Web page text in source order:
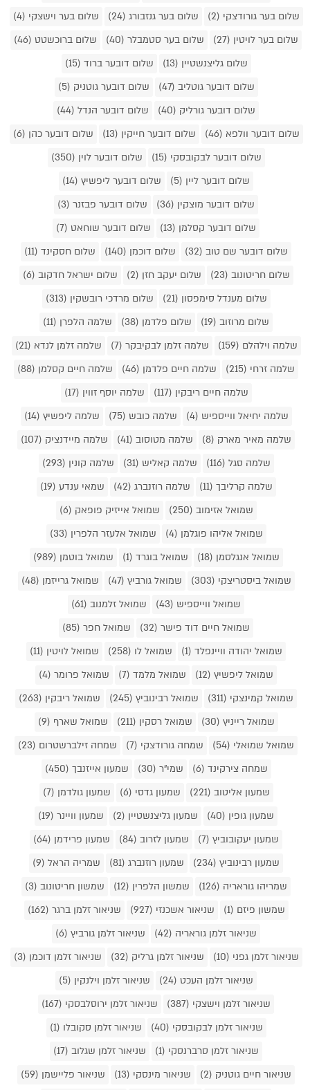
שלום בער גורודצקי (2)
שלום בער גנזבורג (24)
שלום בער וישצקי (4)
שלום בער לויטין (27)
שלום בער סטמבלר (40)
שלום ברוכשטט (46)
שלום גליצנשטיין (13)
שלום דובער ברוד (15)
שלום דובער גוטליב (47)
שלום דובער גוטניק (5)
שלום דובער גורליק (40)
שלום דובער הנדל (44)
שלום דובער וולפא (46)
שלום דובער חייקין (13)
שלום דובער כהן (6)
שלום דובער לבקובסקי (15)
שלום דובער לוין (350)
שלום דובער ליין (5)
שלום דובער ליפשיץ (14)
שלום דובער מוצקין (36)
שלום דובער פבזנר (3)
שלום דובער קסלמן (13)
שלום דובער שוחאט (7)
שלום דובער שם טוב (32)
שלום דוכמן (140)
שלום חסקינד (11)
שלום חריטונוב (23)
שלום יעקב חזן (2)
שלום ישראל חדקוב (6)
שלום מענדל סימפסון (21)
שלום מרדכי רובשקין (313)
שלום מרוזוב (19)
שלום פלדמן (38)
שלמה הלפרן (11)
שלמה וילהלם (159)
שלמה זלמן לבקיבקר (7)
שלמה זלמן לנדא (21)
שלמה זרחי (215)
שלמה חיים פלדמן (46)
שלמה חיים קסלמן (88)
שלמה חיים ריבקין (117)
שלמה יוסף זווין (17)
שלמה יחיאל ווייספיש (4)
שלמה כובש (75)
שלמה ליפשיץ (14)
שלמה מאיר מארק (8)
שלמה מטוסוב (41)
שלמה מיידנציק (107)
שלמה סגל (116)
שלמה קאליש (31)
שלמה קונין (293)
שלמה קרליבך (11)
שלמה רוזנברג (42)
שמאי ענדע (19)
שמואל אזימוב (250)
שמואל אייזיק פופאק (6)
שמואל אליהו פוגלמן (4)
שמואל אלעזר הלפרין (33)
שמואל אנגלסמן (18)
שמואל בוגרד (1)
שמואל בוטמן (989)
שמואל ביסטריצקי (303)
שמואל גורביץ (47)
שמואל גרייזמן (48)
שמואל ווייספיש (43)
שמואל זלמנוב (61)
שמואל חיים דוד פישר (32)
שמואל חפר (85)
שמואל יהודה וויינפלד (1)
שמואל לו (258)
שמואל לויטין (11)
שמואל ליפשיץ (12)
שמואל מלמד (7)
שמואל פרומר (4)
שמואל קמינצקי (311)
שמואל רבינוביץ (245)
שמואל ריבקין (263)
שמואל רייניץ (30)
שמואל רסקין (211)
שמואל שארף (9)
שמואל שמואלי (54)
שמחה גורודצקי (7)
שמחה זילברשטרום (23)
שמחה צירקינד (6)
שמי"ר (30)
שמעון אייזנבך (450)
שמעון אליטוב (221)
שמעון גדסי (6)
שמעון גולדמן (7)
שמעון גופין (40)
שמעון גליצנשטיין (2)
שמעון וויינר (19)
שמעון יעקובוביץ (7)
שמעון לזרוב (84)
שמעון פרידמן (64)
שמעון רבינוביץ (234)
שמעון רוזנברג (81)
שמריה הראל (9)
שמריהו גוראריה (126)
שמשון הלפרין (12)
שמשון חריטונוב (3)
שמשון פיזם (1)
שניאור אשכנזי (927)
שניאור זלמן ברגר (162)
שניאור זלמן גוראריה (42)
שניאור זלמן גורביץ (6)
שניאור זלמן גפני (10)
שניאור זלמן גרליק (32)
שניאור זלמן דוכמן (3)
שניאור זלמן העכט (24)
שניאור זלמן וילנקין (5)
שניאור זלמן וישצקי (387)
שניאור זלמן ירוסלבסקי (167)
שניאור זלמן לבקובסקי (40)
שניאור זלמן סקובלו (1)
שניאור זלמן סרברנסקי (1)
שניאור זלמן שגלוב (17)
שניאור חיים גוטניק (2)
שניאור מינסקי (13) שניאור פליישמן (59)